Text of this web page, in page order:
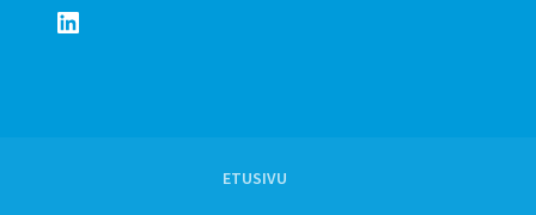
LinkedIn
ETUSIVU